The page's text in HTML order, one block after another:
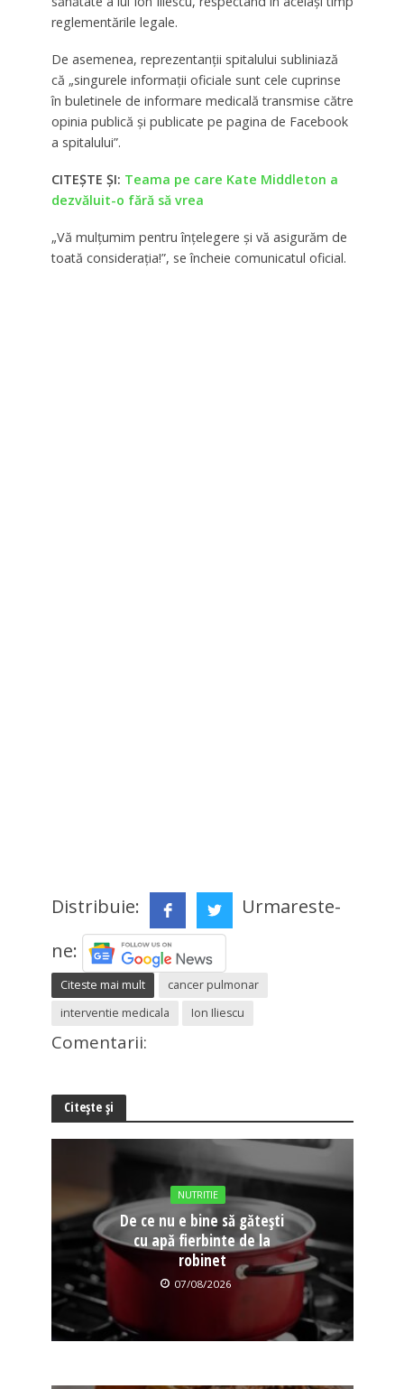
reglementările legale.
De asemenea, reprezentanții spitalului subliniază
că „singurele informații oficiale sunt cele cuprinse
în buletinele de informare medicală transmise către
opinia publică și publicate pe pagina de Facebook
a spitalului”.
CITEȘTE ȘI: Teama pe care Kate Middleton a
dezvăluit-o fără să vrea
„Vă mulțumim pentru înțelegere și vă asigurăm de
toată considerația!”, se încheie comunicatul oficial.
Distribuie:
Urmareste-
ne:
Citeste mai mult
cancer pulmonar
interventie medicala
Ion Iliescu
Comentarii:
Citește și
NUTRITIE
De ce nu e bine să gătești
cu apă fierbinte de la
robinet
07/08/2026